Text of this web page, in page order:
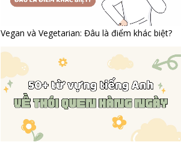
Vegan và Vegetarian: Đâu là điểm khác biệt?